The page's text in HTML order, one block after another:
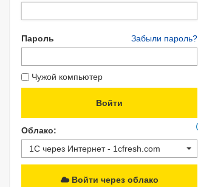
Пароль Забыли пароль?
Чужой компьютер
Облако:
1С через Интернет - 1cfresh.com
Войти через облако